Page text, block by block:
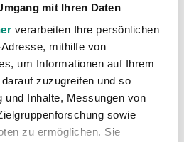
mit Ihren Daten
verarbeiten Ihre persönlichen
mithilfe von
um Informationen auf Ihrem
zuzugreifen und so
und Inhalte, Messungen von
sowie
zu ermöglichen. Sie
(2867)